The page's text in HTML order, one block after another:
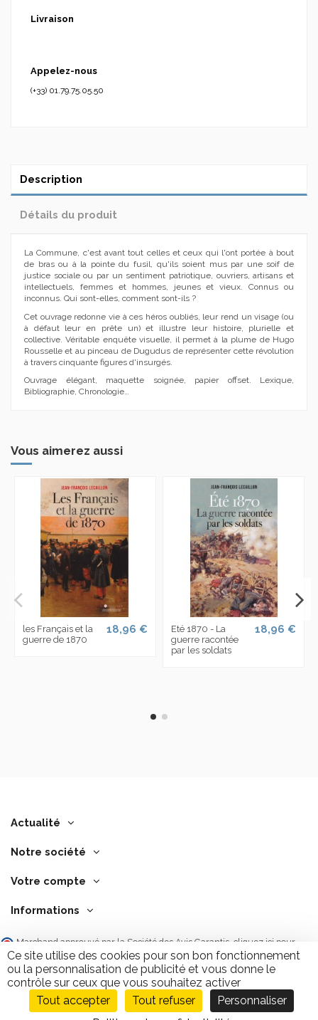
Ajouter au panier
Livraison
Appelez-nous
(+33) 01.79.75.05.50
Description
Détails du produit
La Commune, c'est avant tout celles et ceux qui l'ont portée à bout
de bras ou à la pointe du fusil, qu'ils soient mus par une soif de
justice sociale ou par un sentiment patriotique, ouvriers, artisans et
intellectuels, femmes et hommes, jeunes et vieux. Connus ou
inconnus. Qui sont-elles, comment sont-ils ?
Cet ouvrage redonne vie à ces héros oubliés, leur rend un visage (ou
à défaut leur en prête un) et illustre leur histoire, plurielle et
collective. Véritable enquête visuelle, il permet à la plume de Hugo
Rousselle et au pinceau de Dugudus de représenter cette révolution
à travers cinquante figures d'insurgés.
Ouvrage élégant, maquette soignée, papier offset. Lexique,
Bibliographie, Chronologie…
Vous aimerez aussi
les Français et la
guerre de 1870
18,96 €
Eté 1870 - La
guerre racontée
par les soldats
18,96 €
Actualité
Notre société
Votre compte
Informations
Marchand approuvé par la Société des Avis Garantis, cliquez ici pour
vérifier .
/10
Ce site utilise des cookies pour son bon fonctionnement
ou la personnalisation de publicité et vous donne le
contrôle sur ceux que vous souhaitez activer
Tout accepter
Tout refuser
Personnaliser